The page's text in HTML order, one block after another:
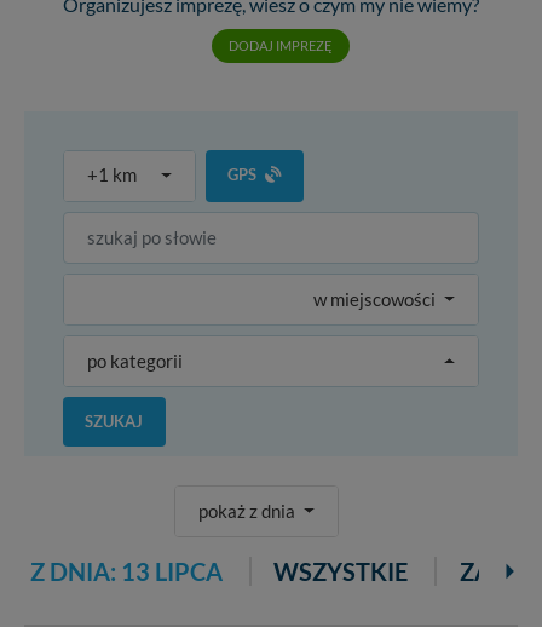
Organizujesz imprezę, wiesz o czym my nie wiemy?
DODAJ IMPREZĘ
+1 km GPS
w miejscowości
po kategorii
SZUKAJ
pokaż z dnia
Z DNIA: 13 LIPCA WSZYSTKIE ZA 3